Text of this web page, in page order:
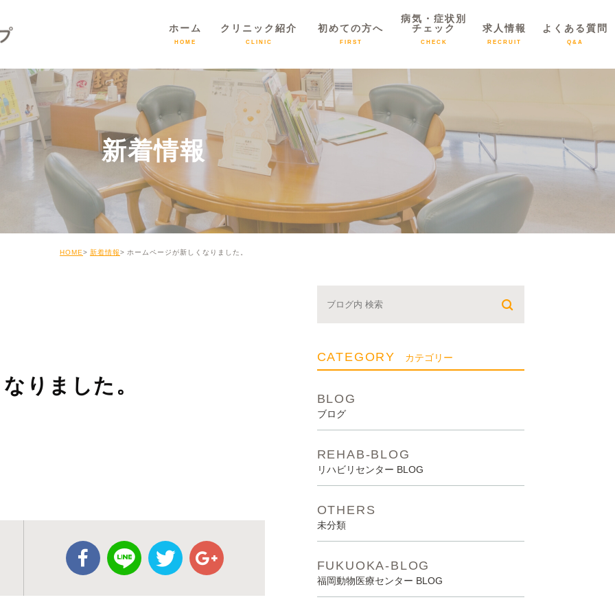
ホーム
HOME
クリニック紹介
CLINIC
初めての方へ
FIRST
病気・症状別
チェック
CHECK
求人情報
RECRUIT
よくある質問
Q&A
新着情報
HOME 新着情報 ホームページが新しくなりました。
りました。
CATEGORY カテゴリー
BLOG
ブログ
REHAB-BLOG
リハビリセンター BLOG
OTHERS
未分類
FUKUOKA-BLOG
福岡動物医療センター BLOG